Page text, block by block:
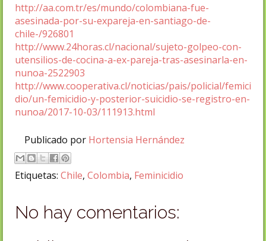
http://aa.com.tr/es/mundo/colombiana-fue-
asesinada-por-su-expareja-en-santiago-de-
chile-/926801
http://www.24horas.cl/nacional/sujeto-golpeo-con-
utensilios-de-cocina-a-ex-pareja-tras-asesinarla-en-
nunoa-2522903
http://www.cooperativa.cl/noticias/pais/policial/femici
dio/un-femicidio-y-posterior-suicidio-se-registro-en-
nunoa/2017-10-03/111913.html
Publicado por Hortensia Hernández
Etiquetas: Chile, Colombia, Feminicidio
No hay comentarios: